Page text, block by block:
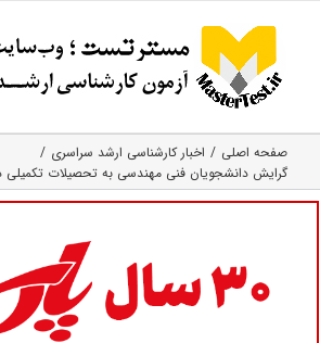
content
صفحه اصلی
اخبار کارشناسی ارشد سراسری
گرایش دانشجویان فنی مهندسی به تحصیلات تکمیلی